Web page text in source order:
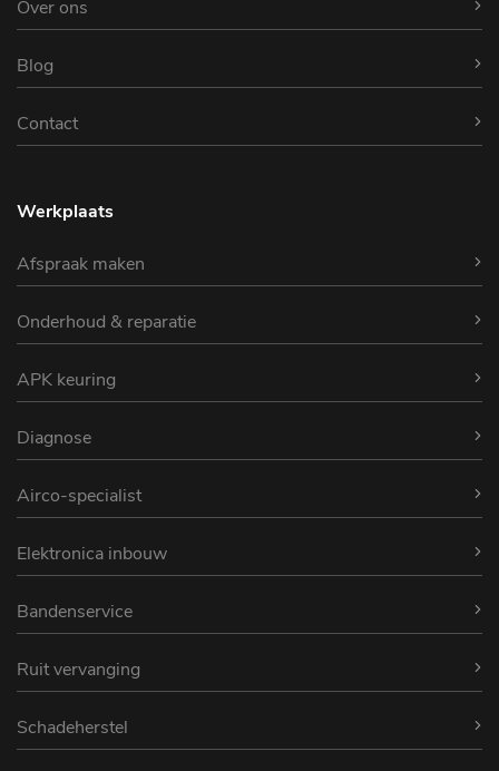
Over ons
Blog
Contact
Werkplaats
Afspraak maken
Onderhoud & reparatie
APK keuring
Diagnose
Airco-specialist
Elektronica inbouw
Bandenservice
Ruit vervanging
Schadeherstel